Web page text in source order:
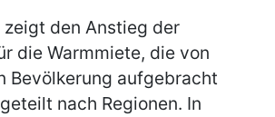
zeigt den Anstieg der
die Warmmiete, die von
Bevölkerung aufgebracht
nach Regionen. In